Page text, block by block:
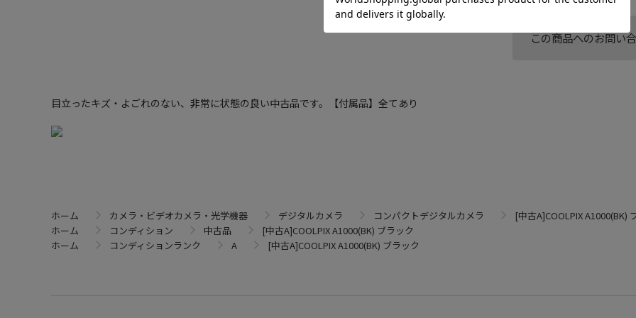
この商品へのお問い
目立ったキズ・よごれのない、非常に状態の良い中古品です。【付属品】全てあり
ホーム カメラ・ビデオカメラ・光学機器 デジタルカメラ コンパクトデジタルカメラ
[中古A]COOLPIX A1000(BK)
ホーム
コンディション 中古品
[中古A]COOLPIX A1000(BK) ブラック
ホーム
コンディションランク A [中古A]COOLPIX A1000(BK) ブラック